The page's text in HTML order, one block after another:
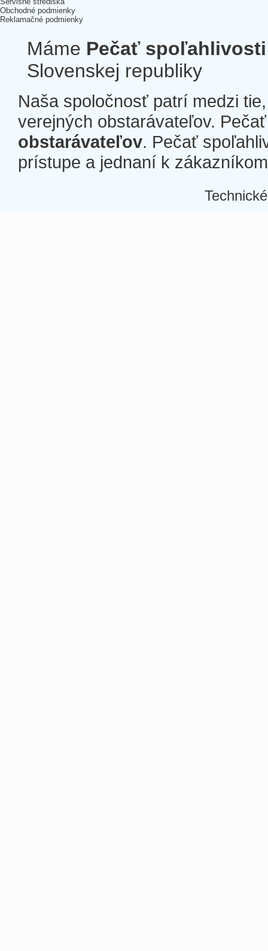
Obchodné podmienky
Reklamačné podmienky
Máme Pečať spoľahlivosti
Slovenskej republiky
Naša spoločnosť patrí medzi
verejných obstarávateľov.
obstarávateľov. Pečať
prístupe a jednaní k